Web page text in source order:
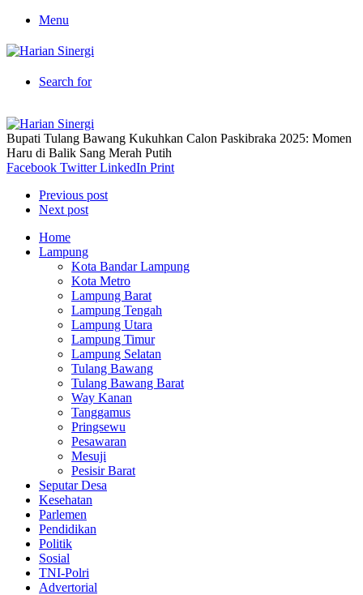
Menu
Search for
Bupati Tulang Bawang Kukuhkan Calon Paskibraka 2025: Momen
Haru di Balik Sang Merah Putih
Facebook Twitter LinkedIn Print
Previous post
Next post
Home
Lampung
Kota Bandar Lampung
Kota Metro
Lampung Barat
Lampung Tengah
Lampung Utara
Lampung Timur
Lampung Selatan
Tulang Bawang
Tulang Bawang Barat
Way Kanan
Tanggamus
Pringsewu
Pesawaran
Mesuji
Pesisir Barat
Seputar Desa
Kesehatan
Parlemen
Pendidikan
Politik
Sosial
TNI-Polri
Advertorial